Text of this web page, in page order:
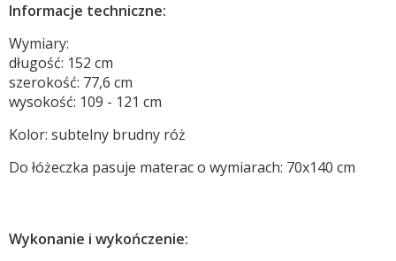
Informacje techniczne:
Wymiary:
długość: 152 cm
szerokość: 77,6 cm
wysokość: 109 - 121 cm
Kolor: subtelny brudny róż
Do łóżeczka pasuje materac o wymiarach: 70x140 cm
Wykonanie i wykończenie: